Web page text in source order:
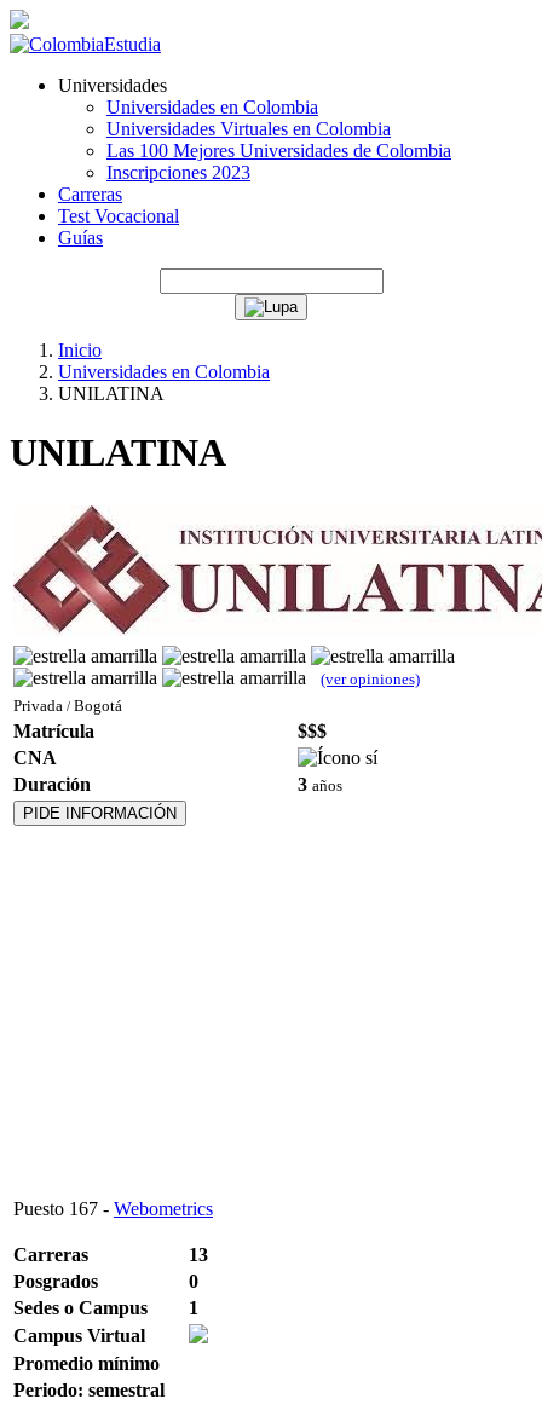
Universidades
Universidades en Colombia
Universidades Virtuales en Colombia
Las 100 Mejores Universidades de Colombia
Inscripciones 2023
Carreras
Test Vocacional
Guías
Inicio
Universidades en Colombia
UNILATINA
UNILATINA
(ver opiniones)
Privada / Bogotá
Matrícula
$$$
CNA
Duración
3 años
PIDE INFORMACIÓN
Puesto 167 - Webometrics
Carreras
13
Posgrados
0
Sedes o Campus
1
Campus Virtual
Promedio mínimo
Periodo: semestral